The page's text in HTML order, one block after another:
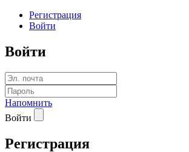
Регистрация
Войти
Войти
Напомнить
Войти
Регистрация